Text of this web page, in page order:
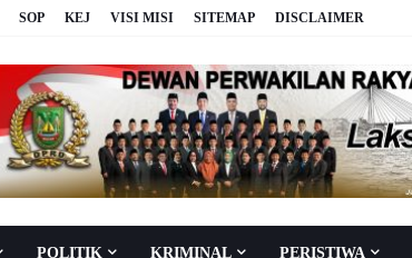
SOP KEJ VISI MISI SITEMAP DISCLAIMER
POLITIK KRIMINAL PERISTIWA